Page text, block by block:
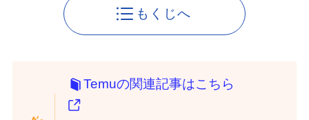
もくじへ
Temuの関連記事はこちら